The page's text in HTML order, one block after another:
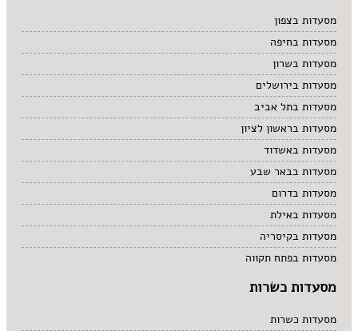
מרקים
מתוקים
סיני
סנדוויץ' בר
פאב
מסעדות בצפון
מסעדות בחיפה
מסעדות בשרון
מסעדות בירושלים
מסעדות בתל אביב
מסעדות בראשון לציון
מסעדות באשדוד
מסעדות בבאר שבע
מסעדות בדרום
מסעדות באילת
מסעדות בקיסריה
מסעדות בפתח תקווה
מסעדות כשרות
מסעדות כשרות